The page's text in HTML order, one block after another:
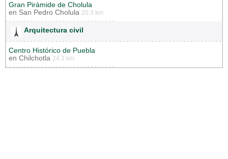
Gran Pirámide de Cholula
en San Pedro Cholula 20.3 km
Arquitectura civil
Centro Histórico de Puebla
en Chilchotla 24.3 km